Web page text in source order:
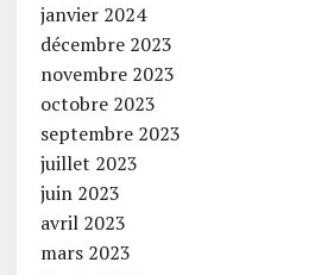
janvier 2024
décembre 2023
novembre 2023
octobre 2023
septembre 2023
juillet 2023
juin 2023
avril 2023
mars 2023